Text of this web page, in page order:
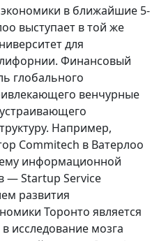
в ближайшие 5-
выступает в той же
для
Финансовый
глобального
венчурные
Например,
Commitech в Ватерлоо
информационной
— Startup Service
развития
Торонто является
исследование мозга